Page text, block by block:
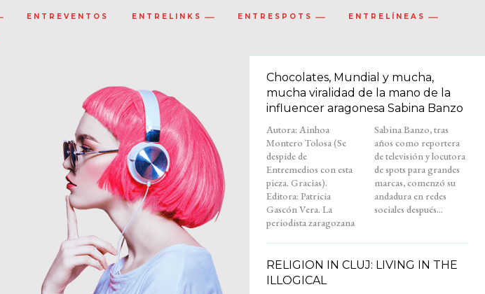
ENTREVENTOS ENTRELINKS ENTRESPOTS ENTRELÍNEAS
Chocolates, Mundial y mucha,
mucha viralidad de la mano de la
influencer aragonesa Sabina Banzo
Autora: Ainhoa
Montero Tolosa (Se
despide de
Entremedios con esta
pieza. Gracias).
Editora: Patricia
Gascón Vera. La
periodista zaragozana
Sabina Banzo, tras
años como reportera
de televisión y locutora
de spots para grandes
marcas, comenzó su
andadura en redes
sociales después...
RELIGION IN CLUJ: LIVING IN THE
ILLOGICAL